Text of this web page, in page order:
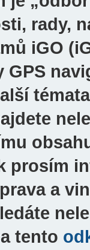
rady,
iGO
GPS
prosím
a
tento